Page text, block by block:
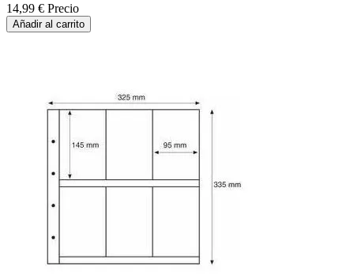
14,99 € Precio
Añadir al carrito